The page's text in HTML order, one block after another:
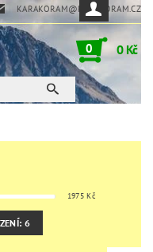
KARAKORAM@KARAKORAM.CZ
0 0 Kč
1975 Kč
6